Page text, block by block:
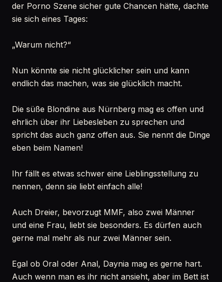
der Porno Szene sicher gute Chancen hätte, dachte
sie sich eines Tages:
„Warum nicht?“
Nun könnte sie nicht glücklicher sein und kann
endlich das machen, was sie glücklich macht.
Die süße Blondine aus Nürnberg mag es offen und
ehrlich über ihr Liebesleben zu sprechen und
spricht das auch ganz offen aus. Sie nennt die Dinge
eben beim Namen!
Ihr fällt es etwas schwer eine Lieblingsstellung zu
nennen, denn sie liebt einfach alle!
Auch Dreier, bevorzugt MMF, also zwei Männer
und eine Frau, liebt sie besonders. Es dürfen auch
gerne mal mehr als nur zwei Männer sein.
Egal ob Oral oder Anal, Daynia mag es gerne hart.
Auch wenn man es ihr nicht ansieht, aber im Bett ist